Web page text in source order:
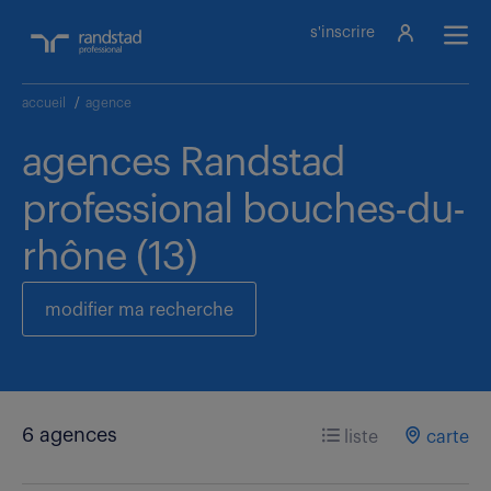
s'inscrire
accueil / agence
agences Randstad
professional bouches-du-
rhône (13)
modifier ma recherche
6 agences liste carte